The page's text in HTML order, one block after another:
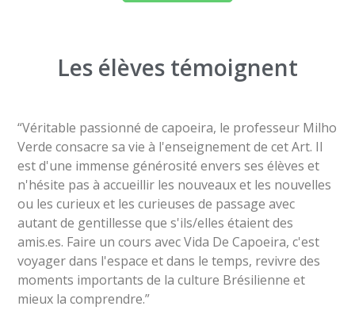
Les élèves témoignent
“Véritable passionné de capoeira, le professeur Milho
Verde consacre sa vie à l'enseignement de cet Art. Il
est d'une immense générosité envers ses élèves et
n'hésite pas à accueillir les nouveaux et les nouvelles
ou les curieux et les curieuses de passage avec
autant de gentillesse que s'ils/elles étaient des
amis.es. Faire un cours avec Vida De Capoeira, c'est
voyager dans l'espace et dans le temps, revivre des
moments importants de la culture Brésilienne et
mieux la comprendre.”